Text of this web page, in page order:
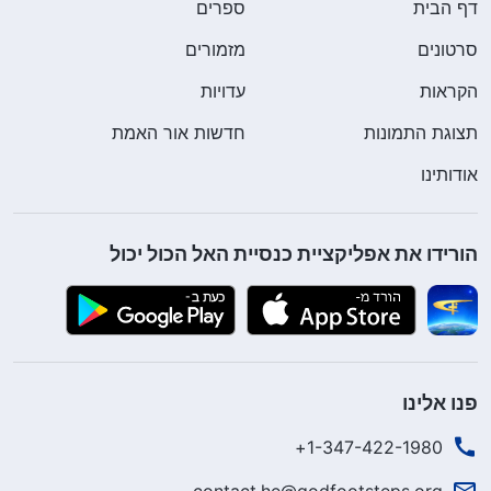
דף הבית
ספרים
סרטונים
מזמורים
הקראות
עדויות
תצוגת התמונות
חדשות אור האמת
אודותינו
הורידו את אפליקציית כנסיית האל הכול יכול
פנו אלינו
1-347-422-1980+